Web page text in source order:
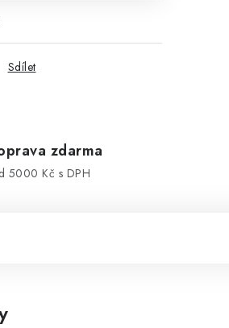
Sdílet
zdarma
5000 Kč s DPH